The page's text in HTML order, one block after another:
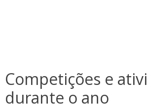
Competições e
durante o ano